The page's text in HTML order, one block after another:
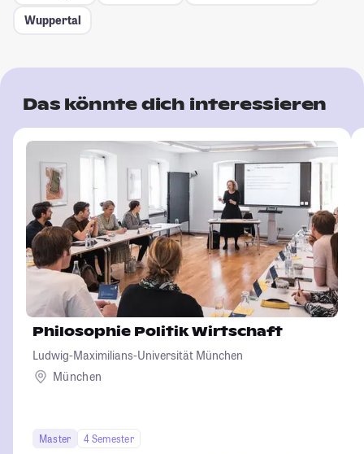
Wuppertal
Das könnte dich interessieren
Philosophie Politik Wirtschaft
Ludwig-Maximilians-Universität München
München
Master
4 Semester